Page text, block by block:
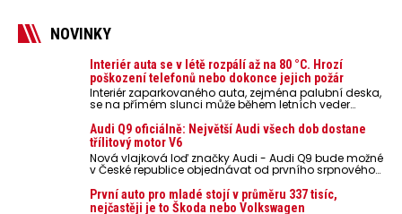
NOVINKY
Interiér auta se v létě rozpálí až na 80 °C. Hrozí
poškození telefonů nebo dokonce jejich požár
Interiér zaparkovaného auta, zejména palubní deska,
se na přímém slunci může během letních veder
nebezpečí pro odložené mobilní telefony, powerbanky
nebo notebooky. Můžou urychlit stárnutí baterií,
poškodit elektroniku a ve výjimečných případech i
zvýšit riziko požáru.
Audi Q9 oficiálně: Největší Audi všech dob dostane
třílitový motor V6
Nová vlajková loď značky Audi - Audi Q9 bude možné
v České republice objednávat od prvního srpnového
První auto pro mladé stojí v průměru 337 tisíc,
nejčastěji je to Škoda nebo Volkswagen